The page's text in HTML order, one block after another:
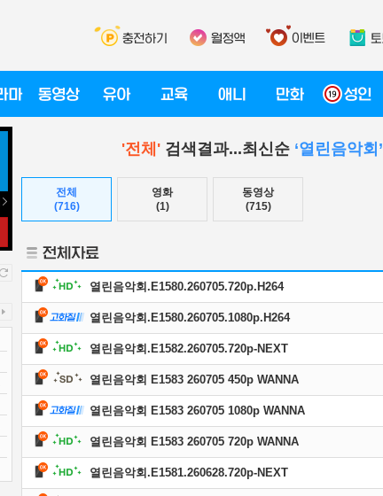
'전체'검색결과...최신순 ‘열린음악회’
전체
(716)
영화
(1)
동영상
(715)
열린음악회.E1580.260705.720p.H264
열린음악회.E1580.260705.1080p.H264
열린음악회.E1582.260705.720p-NEXT
열린음악회 E1583 260705 450p WANNA
열린음악회 E1583 260705 1080p WANNA
열린음악회 E1583 260705 720p WANNA
열린음악회.E1581.260628.720p-NEXT